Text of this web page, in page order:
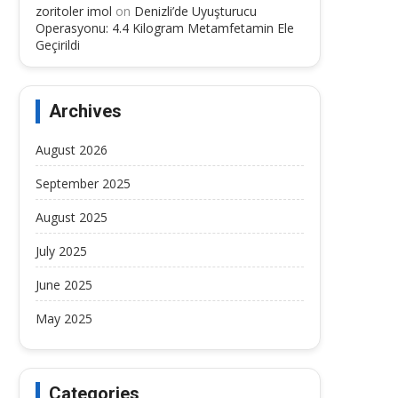
zoritoler imol on Denizli’de Uyuşturucu
Operasyonu: 4.4 Kilogram Metamfetamin Ele
Geçirildi
Archives
August 2026
September 2025
August 2025
July 2025
June 2025
May 2025
Categories